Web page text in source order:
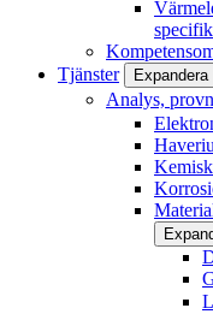
Tjänster
Expandera
Analys,